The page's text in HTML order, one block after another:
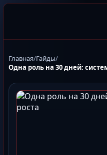
Главная/Гайды/
Одна роль на 30 дней: